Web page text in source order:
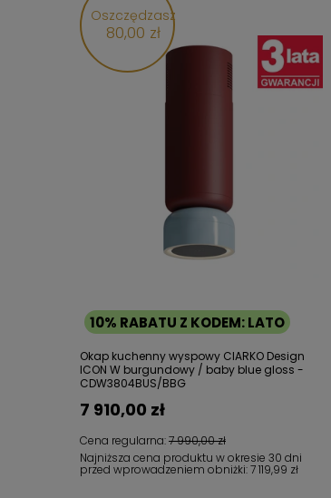
Oszczędzasz
80,00 zł
10% RABATU Z KODEM: LATO
Okap kuchenny wyspowy CIARKO Design
ICON W burgundowy / baby blue gloss -
CDW3804BUS/BBG
Cena regularna:7 990,00 zł
7 910,00 zł
Najniższa cena produktu w okresie 30 dni
przed wprowadzeniem obniżki:7 119,99 zł